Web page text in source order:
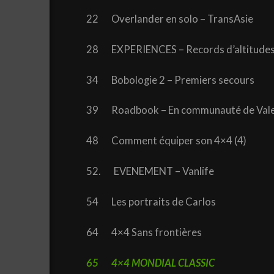
22 Overlander en solo – TransAsie
28 EXPERIENCES – Records d’altitudes
34 Bobologie 2 – Premiers secours
39 Roadbook – En communauté de
48 Comment équiper son 4×4 (4)
52. EVENEMENT – Vanlife
54 Les portraits de Carlos
64 4×4 Sans frontières
65 4×4 MONDIAL CLASSIC